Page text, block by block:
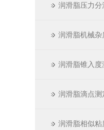
润滑脂压力分
润滑脂机械
润滑脂锥入度
润滑脂滴点测
润滑脂相似粘